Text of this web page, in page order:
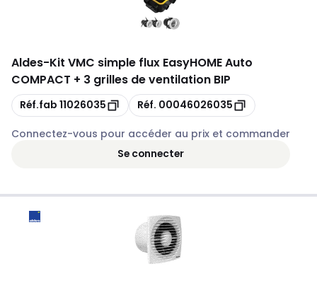
Aldes-Kit VMC simple flux EasyHOME Auto
COMPACT + 3 grilles de ventilation BIP
Copie
Réf.fab 11026035 Copie
Réf. 00046026035
Connectez-vous pour accéder au prix et commander
Se connecter